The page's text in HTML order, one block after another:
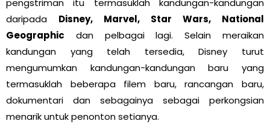
pengstriman itu termasuklah kandungan-kandungan
daripada Disney, Marvel, Star Wars, National
Geographic dan pelbagai lagi. Selain meraikan
kandungan yang telah tersedia, Disney turut
mengumumkan kandungan-kandungan baru yang
termasuklah beberapa filem baru, rancangan baru,
dokumentari dan sebagainya sebagai perkongsian
menarik untuk penonton setianya.